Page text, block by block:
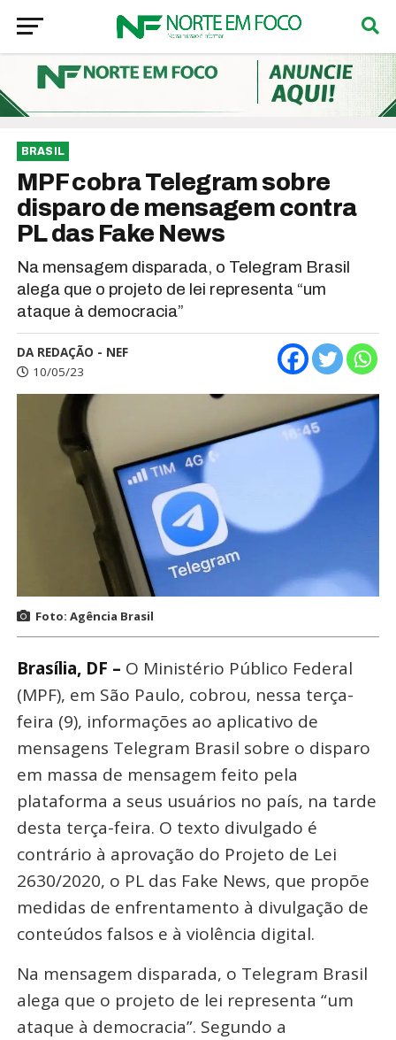
BRASIL
MPF cobra Telegram sobre
disparo de mensagem contra
PL das Fake News
Na mensagem disparada, o Telegram Brasil
alega que o projeto de lei representa “um
ataque à democracia”
DA REDAÇÃO - NEF
10/05/23
Foto: Agência Brasil
Brasília, DF – O Ministério Público Federal
(MPF), em São Paulo, cobrou, nessa terça-
feira (9), informações ao aplicativo de
mensagens Telegram Brasil sobre o disparo
em massa de mensagem feito pela
plataforma a seus usuários no país, na tarde
desta terça-feira. O texto divulgado é
contrário à aprovação do Projeto de Lei
2630/2020, o PL das Fake News, que propõe
medidas de enfrentamento à divulgação de
conteúdos falsos e à violência digital.
Na mensagem disparada, o Telegram Brasil
alega que o projeto de lei representa “um
ataque à democracia”. Segundo a